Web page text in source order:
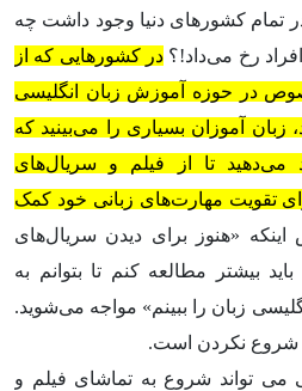
تمام کشورهای دنیا وجود داشت چه
رخ می‌داد!؟ در کشورهایی که از
در حوزه آموزش زبان‌ انگلیسی
آموزان بسیاری را می‌بینید که
می‌دهید تا از فیلم و سریال‌های
تقویت مهارت‌های زبانی خود کمک
اینکه «هنوز برای دیدن سریال‌های
بیشتر مطالعه کنم تا بتوانم به
زبان را ببینم» مواجه می‌شوید.
شروع نکردن است.
می تواند شروع به تماشای فیلم و